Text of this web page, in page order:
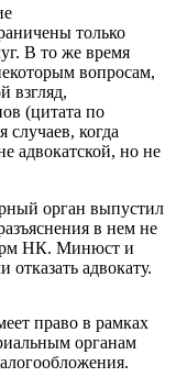
только
В то же время
вопросам,
взгляд,
(цитата по
случаев, когда
адвокатской, но не
орган выпустил
в нем не
НК. Минюст и
отказать адвокату.
право в рамках
органам